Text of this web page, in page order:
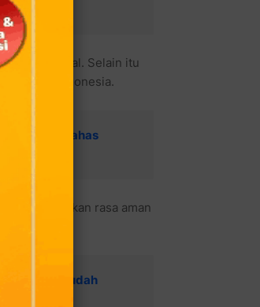
nasional. Selain itu
di Indonesia.
Bahas
memberikan rasa aman
Saja Sudah